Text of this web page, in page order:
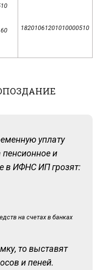
18201061201010000510
уплату
пенсионное и
в ИФНС ИП грозят:
на счетах в банках
то выставят
и пеней.